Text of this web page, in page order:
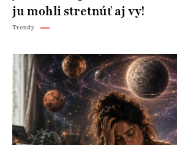
ju mohli stretnúť aj vy!
Trendy